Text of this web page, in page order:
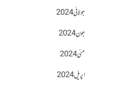
جولائی 2024
جون 2024
مئی 2024
اپریل 2024